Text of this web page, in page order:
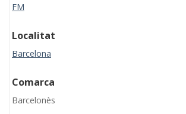
FM
Localitat
Barcelona
Comarca
Barcelonès